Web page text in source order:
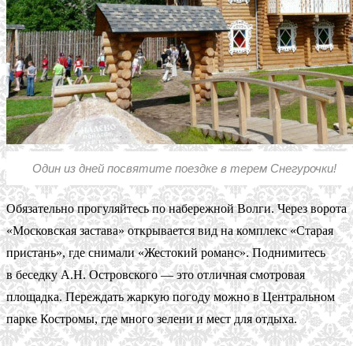
Один из дней посвятите поездке в терем Снегурочки!
Обязательно прогуляйтесь по набережной Волги. Через ворота
«Московская застава» открывается вид на комплекс «Старая
пристань», где снимали «Жестокий романс». Поднимитесь
в беседку А.Н. Островского — это отличная смотровая
площадка. Переждать жаркую погоду можно в Центральном
парке Костромы, где много зелени и мест для отдыха.